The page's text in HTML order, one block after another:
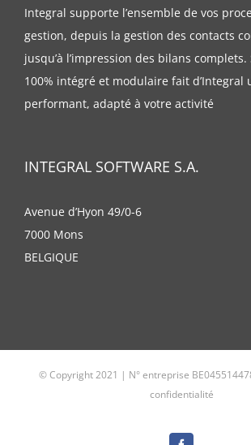
Integral supporte l’ensemble de vos
gestion, depuis la gestion des contacts
jusqu’à l’impression des bilans
100% intégré et modulaire fait d’Integral
performant, adapté à votre activité
INTEGRAL SOFTWARE S.A.
Avenue d’Hyon 49/0-6
7000 Mons
BELGIQUE
© Copyright 2021 | N° entreprise
confidentialité